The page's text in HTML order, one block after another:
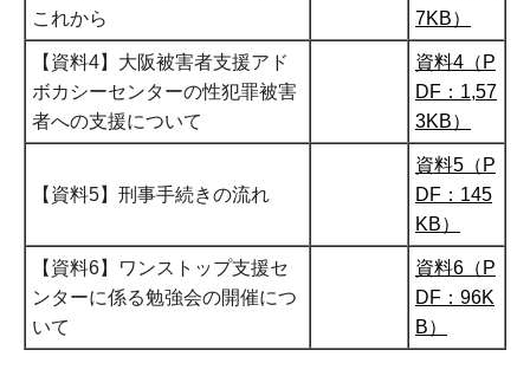
これから
7KB）
【資料4】大阪被害者支援アド
ボカシーセンターの性犯罪被害
者への支援について
資料4（P
DF：1,57
3KB）
【資料5】刑事手続きの流れ
資料5（P
DF：145
KB）
【資料6】ワンストップ支援セ
ンターに係る勉強会の開催につ
いて
資料6（P
DF：96K
B）